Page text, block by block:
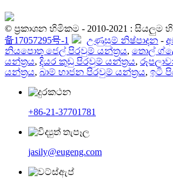
© ප්‍රකාශන හිමිකම - 2010-2021 :
备17057295号-1
උණුසුම් නිෂ්පාදන -
නියපොතු ජෙල් පිරවුම් යන්ත්‍රය, තොල්
යන්ත්‍රය, දියර කුඩු පිරවුම් යන්ත්‍රය,
යන්ත්‍රය, බාම් භාජන පිරවුම් යන්ත්‍රය, ඉටි
+86-21-37701781
jasily@eugeng.com